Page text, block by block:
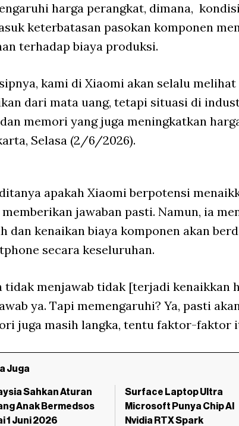
harga perangkat, dimana,
keterbatasan pasokan komponen
terhadap biaya produksi.
kami di Xiaomi akan selalu
dari mata uang, tetapi situasi di
memori yang juga meningkatkan
Selasa (2/6/2026).
apakah Xiaomi berpotensi
jawaban pasti. Namun, ia
dan kenaikan biaya komponen akan
secara keseluruhan.
tidak menjawab tidak [terjadi kenaikkan
ya. Tapi memengaruhi? Ya, pasti
juga masih langka, tentu faktor-faktor
Juga
Sahkan Aturan
Anak Bermedsos
1 Juni 2026
Surface Laptop Ultra
Microsoft Punya Chip AI
Nvidia RTX Spark